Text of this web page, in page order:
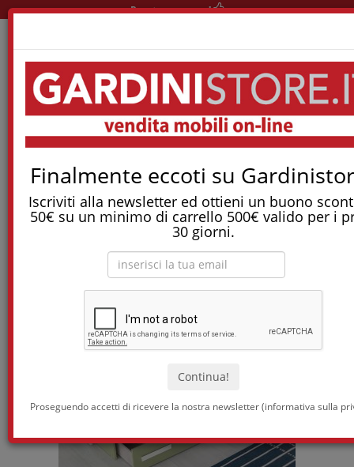
Finalmente eccoti su
Iscriviti alla newsletter ed ottieni un buono
50€ su un minimo di carrello 500€ valido per i
30 giorni.
Proseguendo accetti di ricevere la nostra newsletter (informativa sulla
Pronta consegna!
Tostapane, tritatutto, aspirapolvere, friggitrice
e molti altri Elettrodomestici!
Letto singolo BANNER con cassettoni